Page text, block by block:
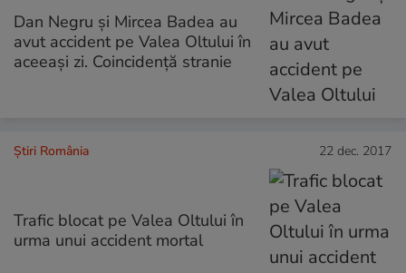
Dan Negru și Mircea Badea au
avut accident pe Valea Oltului în
aceeași zi. Coincidență stranie
Știri România 22 dec. 2017
Trafic blocat pe Valea Oltului în
urma unui accident mortal